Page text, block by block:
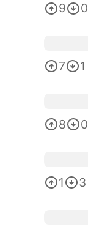
9 0
7 1
8 0
1 3